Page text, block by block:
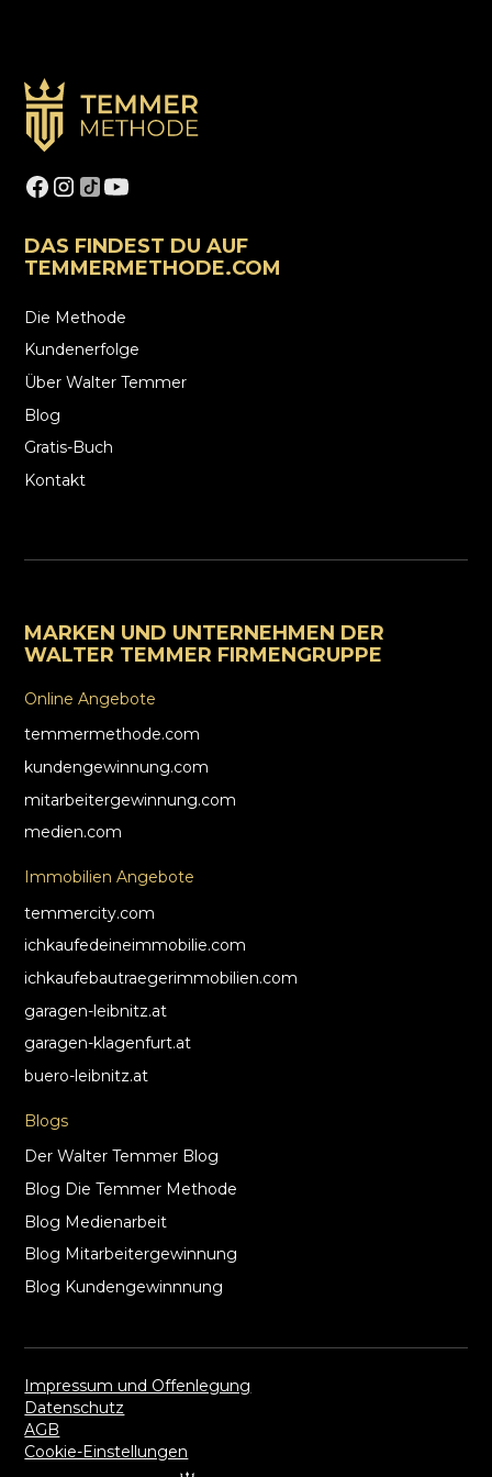
DAS FINDEST DU AUF
TEMMERMETHODE.COM
Die Methode
Kundenerfolge
Über Walter Temmer
Blog
Gratis-Buch
Kontakt
MARKEN UND UNTERNEHMEN DER
WALTER TEMMER FIRMENGRUPPE
Online Angebote
temmermethode.com
kundengewinnung.com
mitarbeitergewinnung.com
medien.com
Immobilien Angebote
temmercity.com
ichkaufedeineimmobilie.com
ichkaufebautraegerimmobilien.com
garagen-leibnitz.at
garagen-klagenfurt.at
buero-leibnitz.at
Blogs
Der Walter Temmer Blog
Blog Die Temmer Methode
Blog Medienarbeit
Blog Mitarbeitergewinnung
Blog Kundengewinnnung
Impressum und Offenlegung
Datenschutz
AGB
Cookie-Einstellungen